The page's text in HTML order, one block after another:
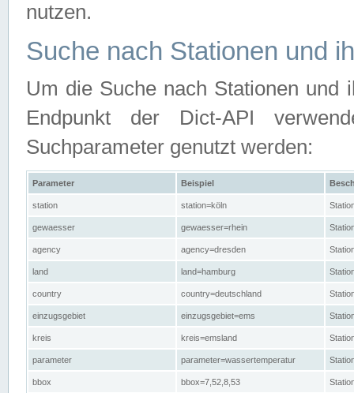
nutzen.
Suche nach Stationen und
Um die Suche nach Stationen und
Endpunkt der Dict-API
Suchparameter genutzt werden:
Parameter Beispiel
station station=köln
gewaesser gewaesser=rhein
agency agency=dresden
land land=hamburg
country country=deutschland
einzugsgebiet einzugsgebiet=ems
kreis kreis=emsland
parameter parameter=wassertemperatur
bbox bbox=7,52,8,53